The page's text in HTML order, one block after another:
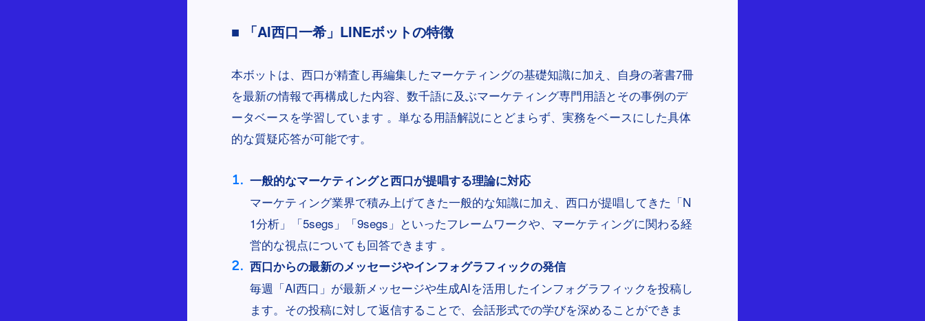
■ 「AI西口一希」LINEボットの特徴
本ボットは、西口が精査し再編集したマーケティングの基礎知識に加え、自身の著書7冊
を最新の情報で再構成した内容、数千語に及ぶマーケティング専門用語とその事例のデ
ータベースを学習しています 。単なる用語解説にとどまらず、実務をベースにした具体
的な質疑応答が可能です。
一般的なマーケティングと西口が提唱する理論に対応
マーケティング業界で積み上げてきた一般的な知識に加え、西口が提唱してきた「N
1分析」「5segs」「9segs」といったフレームワークや、マーケティングに関わる経
営的な視点についても回答できます 。
西口からの最新のメッセージやインフォグラフィックの発信
毎週「AI西口」が最新メッセージや生成AIを活用したインフォグラフィックを投稿し
ます。その投稿に対して返信することで、会話形式での学びを深めることができま